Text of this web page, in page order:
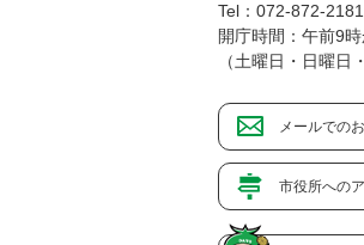
Tel：072-872-2181
開庁時間：午前9
（土曜日・日曜日
メールでの
市役所への